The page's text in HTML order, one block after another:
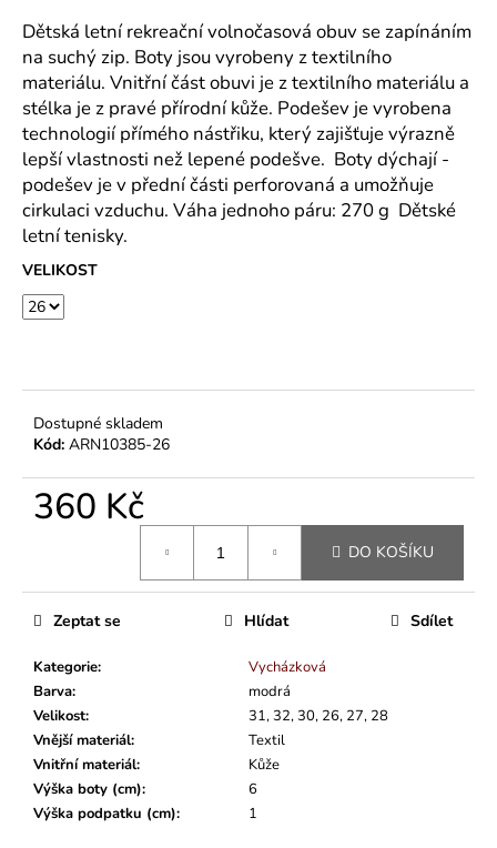
hvězdiček.
Dětská letní rekreační volnočasová obuv se zapínáním
na suchý zip. Boty jsou vyrobeny z textilního
materiálu. Vnitřní část obuvi je z textilního materiálu a
stélka je z pravé přírodní kůže. Podešev je vyrobena
technologií přímého nástřiku, který zajišťuje výrazně
lepší vlastnosti než lepené podešve. Boty dýchají -
podešev je v přední části perforovaná a umožňuje
cirkulaci vzduchu. Váha jednoho páru: 270 g Dětské
letní tenisky.
VELIKOST
Dostupné skladem
Kód: ARN10385-26
360 Kč
DO KOŠÍKU
Kategorie:
Vycházková
Barva:
modrá
Velikost:
31, 32, 30, 26, 27, 28
Vnější materiál:
Textil
Vnitřní materiál:
Kůže
Výška boty (cm):
6
Výška podpatku (cm): 1
Zeptat se Hlídat Sdílet
j
e
m
e
ROVNÝ
TEPLÁKOVÝ
KABÁT
-
VARIANTY
200
Kč